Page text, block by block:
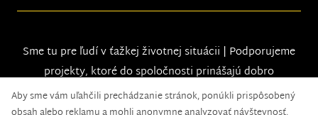
Sme tu pre ľudí v ťažkej životnej situácii | Podporujeme
projekty, ktoré do spoločnosti prinášajú dobro
Aby sme vám uľahčili prechádzanie stránok, ponúkli prispôsobený